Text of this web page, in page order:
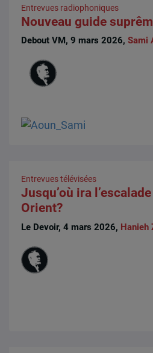
Entrevues radiophoniques
Nouveau guide
Debout VM, 9 mars 2026,Sami
Entrevues télévisées
Jusqu’où ira
Orient?
Le Devoir, 4 mars 2026, Hanieh